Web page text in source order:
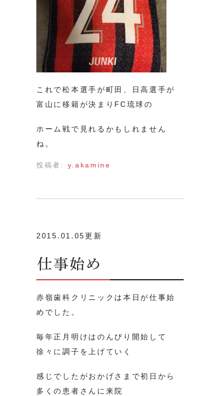
これで松本選手が町田、日高選手が
富山に移籍が決まりFC琉球の
ホーム戦で見れるかもしれません
ね。
投稿者: y.akamine
2015.01.05更新
仕事始め
赤嶺歯科クリニックは本日が仕事始
めでした。
毎年正月明けはのんびり開始して
徐々に調子を上げていく
感じでしたがおかげさまで初日から
多くの患者さんに来院